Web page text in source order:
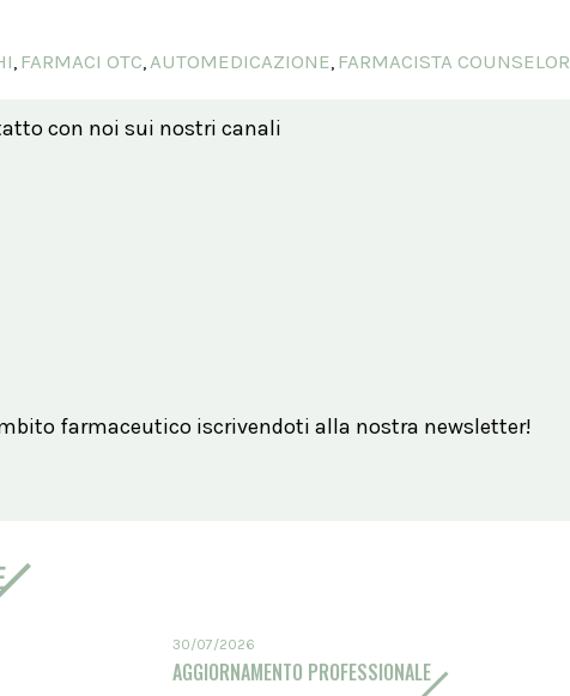
, FARMACI OTC,AUTOMEDICAZIONE, FARMACISTA COUNSELOR
con noi sui nostri canali
farmaceutico iscrivendoti alla nostra newsletter!
30/07/2026
AGGIORNAMENTO PROFESSIONALE